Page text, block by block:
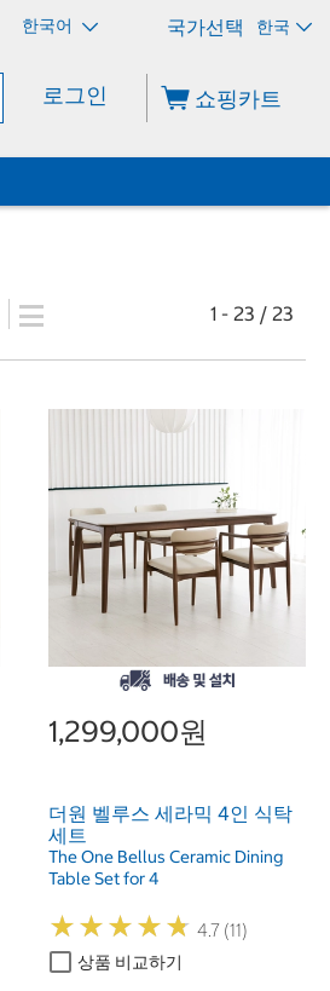
한국어 한국
로그인 쇼핑카트
1 - 23 / 23
1,299,000원
더원 벨루스 세라믹 4인 식탁
세트
The One Bellus Ceramic Dining
Table Set for 4
★★★★★
★★★★★ 4.7 (11)
상품 비교하기